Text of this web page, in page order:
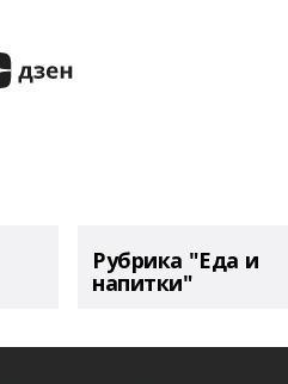
Рубрика "Еда и
напитки"